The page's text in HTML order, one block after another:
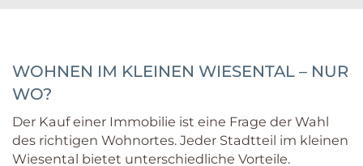
WOHNEN IM KLEINEN WIESENTAL – NUR
WO?
Der Kauf einer Immobilie ist eine Frage der Wahl
des richtigen Wohnortes. Jeder Stadtteil im kleinen
Wiesental bietet unterschiedliche Vorteile.